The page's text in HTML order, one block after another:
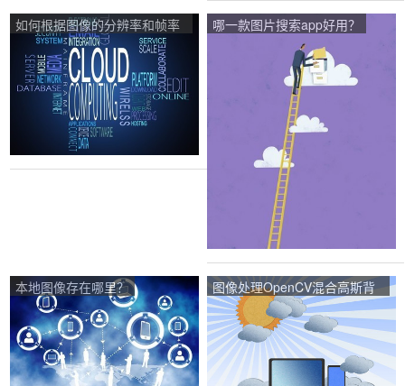
如何根据图像的分辨率和帧率
算出图像的需要的存储空间？
有没有什么公式？
哪一款图片搜索app好用？
本地图像存在哪里？
图像处理OpenCV混合高斯背
景模型的前景检测方法？